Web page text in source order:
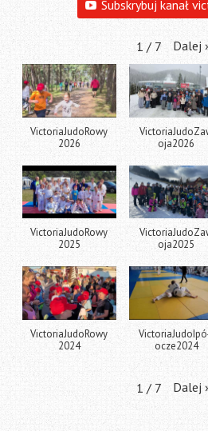
Subskrybuj kanał
1 / 7 Dalej
VictoriaJudoRowy
2026
oja2026
VictoriaJudoRowy
2025
oja2025
VictoriaJudoRowy
2024
ocze2024
1 / 7 Dalej